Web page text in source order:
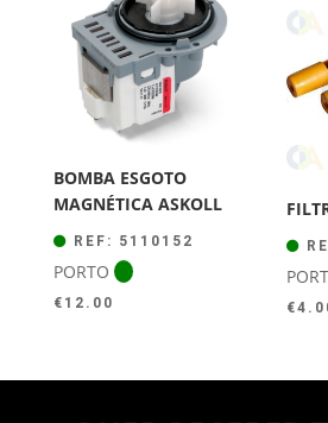
BOMBA ESGOTO
MAGNÉTICA ASKOLL
REF: 5110152
PORTO
€ 12.00 €